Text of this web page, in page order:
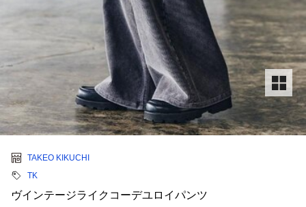
TAKEO KIKUCHI
TK
ヴインテージライクコーデユロイパンツ